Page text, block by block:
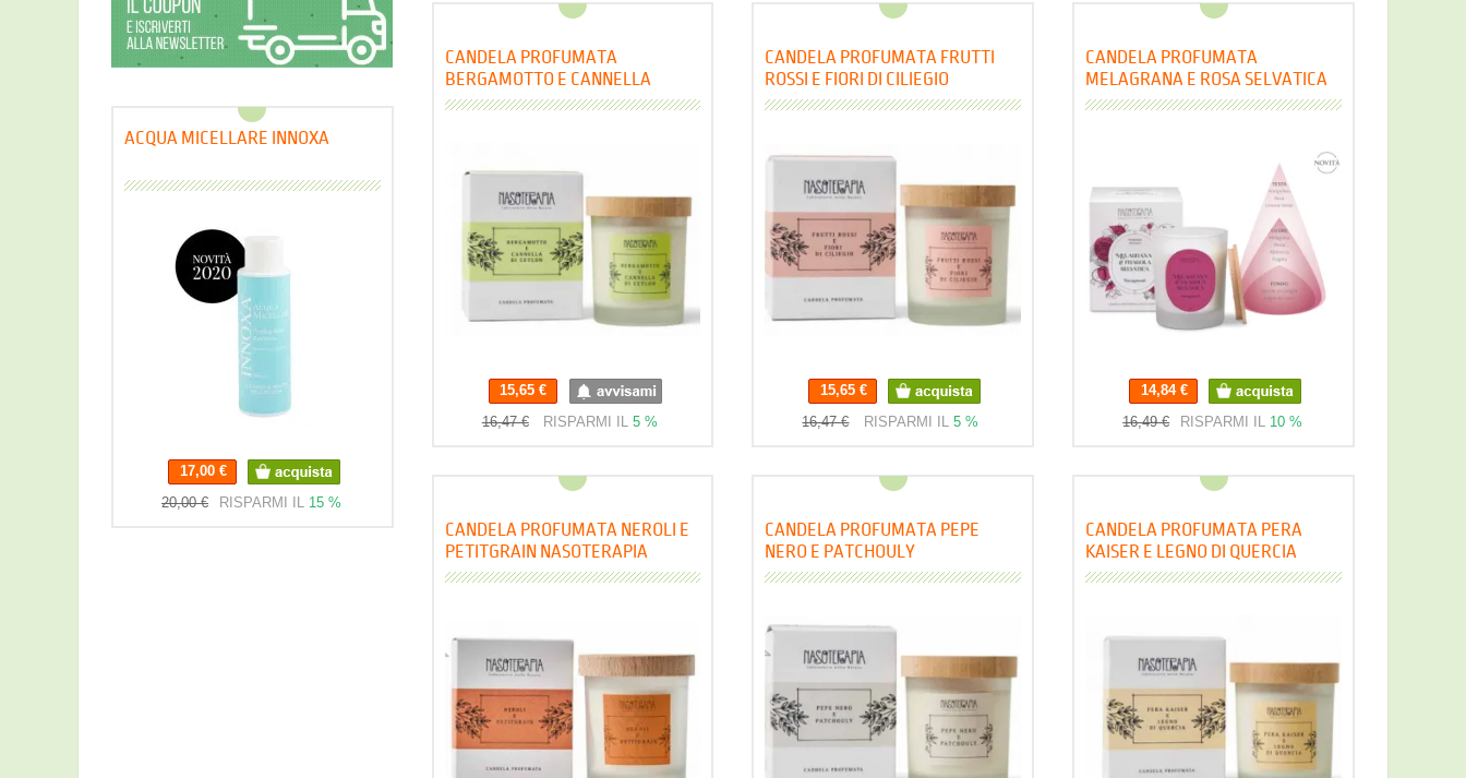
CANDELA PROFUMATA
BERGAMOTTO E CANNELLA
NASOTERAPIA
15,65 €
16,47 €
RISPARMI IL5 %
CANDELA PROFUMATA FRUTTI
ROSSI E FIORI DI CILIEGIO
NASOTERAPIA
15,65 €
16,47 €
RISPARMI IL 5 %
CANDELA PROFUMATA
MELAGRANA E ROSA SELVATICA
NASOTERAPIA
14,84 €
16,49 €
RISPARMI IL 10 %
CANDELA PROFUMATA NEROLI E
PETITGRAIN NASOTERAPIA
CANDELA PROFUMATA PEPE
NERO E PATCHOULY
NASOTERAPIA
CANDELA PROFUMATA PERA
KAISER E LEGNO DI QUERCIA
NASOTERAPIA
ACQUA MICELLARE INNOXA
17,00 €
20,00 € RISPARMI IL 15 %